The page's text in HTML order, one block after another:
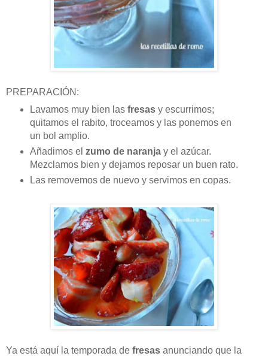
PREPARACIÓN:
Lavamos muy bien las fresasy escurrimos;
quitamos el rabito, troceamos y las ponemos en
un bol amplio.
Añadimos el zumo de naranjay el azúcar.
Mezclamos bien y dejamos reposar un buen rato.
Las removemos de nuevo y servimos en copas.
Ya está aquí la temporada de fresas anunciando que la